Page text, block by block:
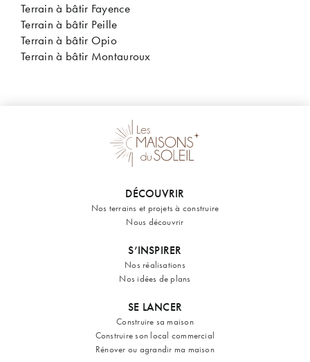
Terrain à bâtir Fayence
Terrain à bâtir Peille
Terrain à bâtir Opio
Terrain à bâtir Montauroux
DÉCOUVRIR
Nos terrains et projets à construire
Nous découvrir
S’INSPIRER
Nos réalisations
Nos idées de plans
SE LANCER
Construire sa maison
Construire son local commercial
Rénover ou agrandir ma maison